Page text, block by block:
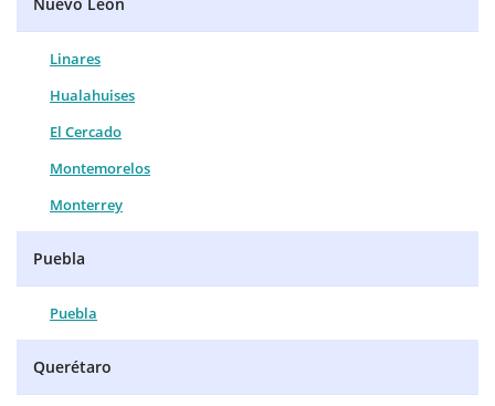
Linares
Hualahuises
El Cercado
Montemorelos
Monterrey
Puebla
Puebla
Querétaro